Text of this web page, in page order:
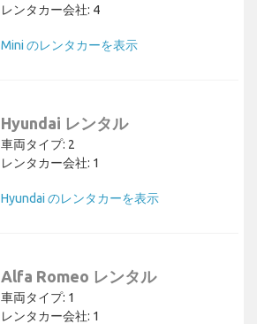
レンタカー会社: 4
Mini のレンタカーを表示
Hyundai レンタル
車両タイプ: 2
レンタカー会社: 1
Hyundai のレンタカーを表示
Alfa Romeo レンタル
車両タイプ: 1
レンタカー会社: 1